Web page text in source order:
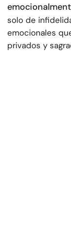
solo de
emocionales
privados y